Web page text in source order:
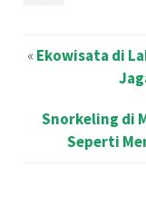
«Ekowisata di
Snorkeling di
Seperti